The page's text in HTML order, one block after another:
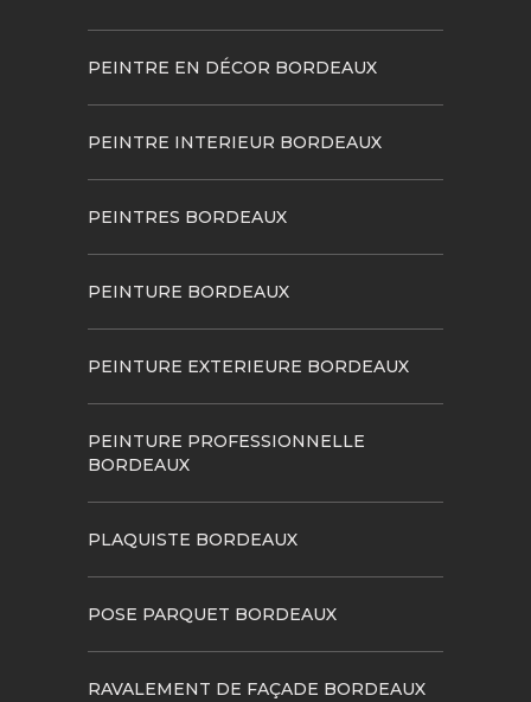
PEINTRE EN DÉCOR BORDEAUX
PEINTRE INTERIEUR BORDEAUX
PEINTRES BORDEAUX
PEINTURE BORDEAUX
PEINTURE EXTERIEURE BORDEAUX
PEINTURE PROFESSIONNELLE
BORDEAUX
PLAQUISTE BORDEAUX
POSE PARQUET BORDEAUX
RAVALEMENT DE FAÇADE BORDEAUX